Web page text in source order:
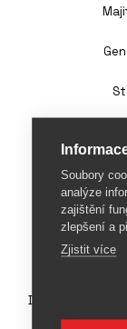
Hlavní
Sponzor
Další partneři:
Soubory
analýze
zajištění
zlepšení a
Zjistit více